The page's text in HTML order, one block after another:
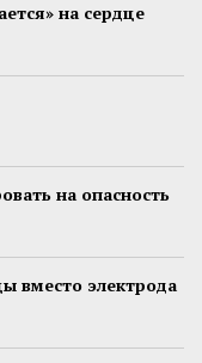
на сердце
на опасность
вместо электрода